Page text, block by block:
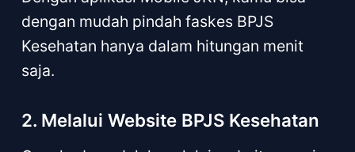
dengan mudah pindah faskes BPJS
Kesehatan hanya dalam hitungan menit
saja.
2. Melalui Website BPJS Kesehatan